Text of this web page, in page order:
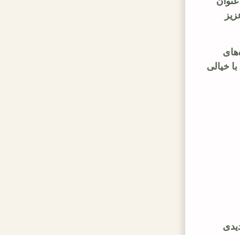
خیالی